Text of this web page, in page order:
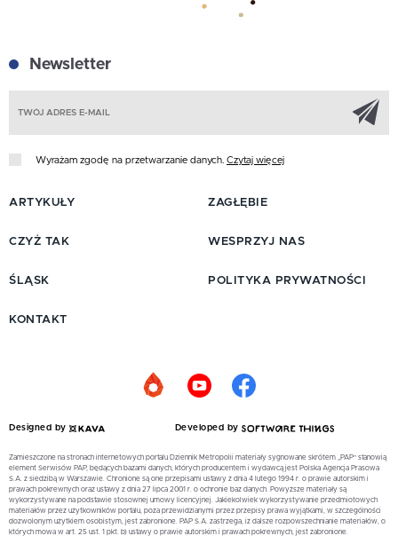
Newsletter
Wyrażam zgodę na przetwarzanie danych. Czytaj więcej
ARTYKUŁY
CZYŻ TAK
ŚLĄSK
ZAGŁĘBIE
WESPRZYJ NAS
POLITYKA PRYWATNOŚCI
KONTAKT
Designed by Developed by
Zamieszczone na stronach internetowych portalu Dziennik Metropolii materiały sygnowane skrótem „PAP” stanowią
element Serwisów PAP, będących bazami danych, których producentem i wydawcą jest Polska Agencja Prasowa
S.A. z siedzibą w Warszawie. Chronione są one przepisami ustawy z dnia 4 lutego 1994 r. o prawie autorskim i
prawach pokrewnych oraz ustawy z dnia 27 lipca 2001 r. o ochronie baz danych. Powyższe materiały są
wykorzystywane na podstawie stosownej umowy licencyjnej. Jakiekolwiek wykorzystywanie przedmiotowych
materiałów przez użytkowników portalu, poza przewidzianymi przez przepisy prawa wyjątkami, w szczególności
dozwolonym użytkiem osobistym, jest zabronione. PAP S.A. zastrzega, iż dalsze rozpowszechnianie materiałów, o
których mowa w art. 25 ust. 1 pkt. b) ustawy o prawie autorskim i prawach pokrewnych, jest zabronione.